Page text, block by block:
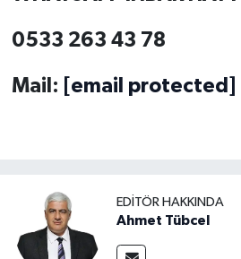
0533 263 43 78
Mail: [email protected]
EDITÖR HAKKINDA
Ahmet Tübcel